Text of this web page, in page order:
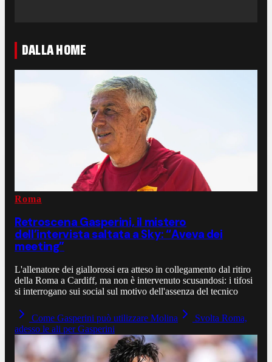
DALLA HOME
Roma
Retroscena Gasperini, il mistero
dell’intervista saltata a Sky: “Aveva dei
meeting”
L'allenatore dei giallorossi era atteso in collegamento dal ritiro
della Roma a Cardiff, ma non è intervenuto scusandosi: i tifosi
si interrogano sui social sul motivo dell'assenza del tecnico
Come Gasperini può utilizzare Molina
Svolta Roma,
adesso le ali per Gasperini